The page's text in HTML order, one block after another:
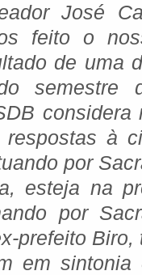
José
feito o
de uma
semestre
considera
à
por
esteja na
por
prefeito
em